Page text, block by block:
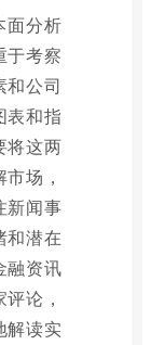
面分析
于考察
和公司
表和指
将这两
场，
新闻事
和潜在
融资讯
论，
解读实